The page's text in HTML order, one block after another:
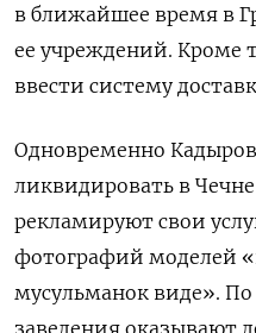
в ближайшее время в
ее учреждений. Кроме
ввести систему
Одновременно
ликвидировать в
рекламируют свои
фотографий моделей
мусульманок виде».
заведения оказывают